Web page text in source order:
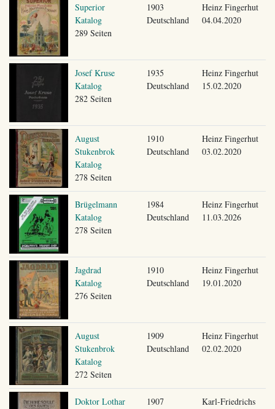
Superior
Katalog
289 Seiten
1903
Deutschland
Heinz Fingerhut
04.04.2020
Josef Kruse
Katalog
282 Seiten
1935
Deutschland
Heinz Fingerhut
15.02.2020
August
Stukenbrok
Katalog
278 Seiten
1910
Deutschland
Heinz Fingerhut
03.02.2020
Brügelmann
Katalog
278 Seiten
1984
Deutschland
Heinz Fingerhut
11.03.2026
Jagdrad
Katalog
276 Seiten
1910
Deutschland
Heinz Fingerhut
19.01.2020
August
Stukenbrok
Katalog
272 Seiten
1909
Deutschland
Heinz Fingerhut
02.02.2020
Doktor Lothar
1907
Karl-Friedrichs